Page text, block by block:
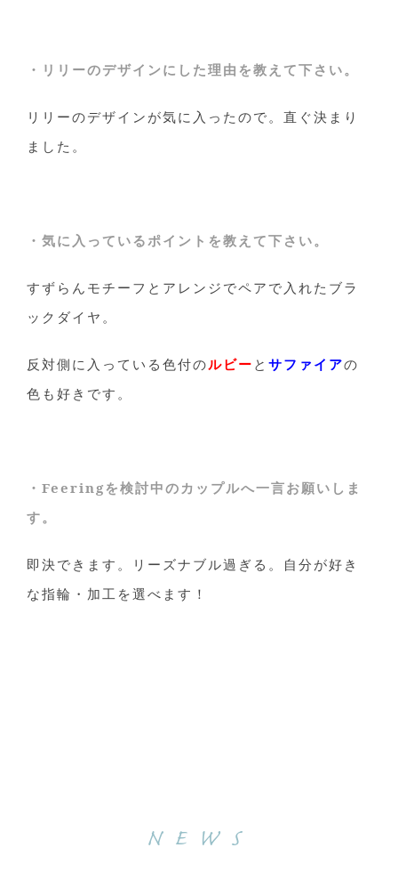
・リリーのデザインにした理由を教えて下さい。
リリーのデザインが気に入ったので。直ぐ決まり
ました。
・気に入っているポイントを教えて下さい。
すずらんモチーフとアレンジでペアで入れたブラ
ックダイヤ。
反対側に入っている色付のルビー とサファイアの
色も好きです。
・Feeringを検討中のカップルへ一言お願いしま
す。
即決できます。リーズナブル過ぎる。自分が好き
な指輪・加工を選べます！
NEWS